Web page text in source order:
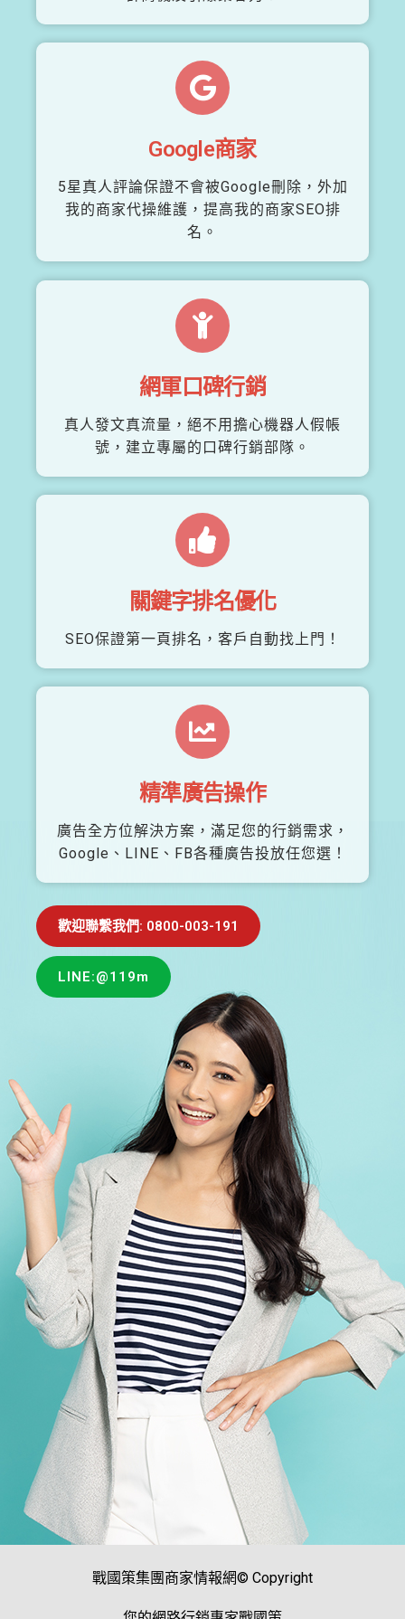
Google商家
5星真人評論保證不會被Google刪除，外加
我的商家代操維護，提高我的商家SEO排
名。
網軍口碑行銷
真人發文真流量，絕不用擔心機器人假帳
號，建立專屬的口碑行銷部隊。
關鍵字排名優化
SEO保證第一頁排名，客戶自動找上門！
精準廣告操作
廣告全方位解決方案，滿足您的行銷需求，
Google、LINE、FB各種廣告投放任您選！
歡迎聯繫我們: 0800-003-191
LINE:@119m
戰國策集團商家情報網© Copyright